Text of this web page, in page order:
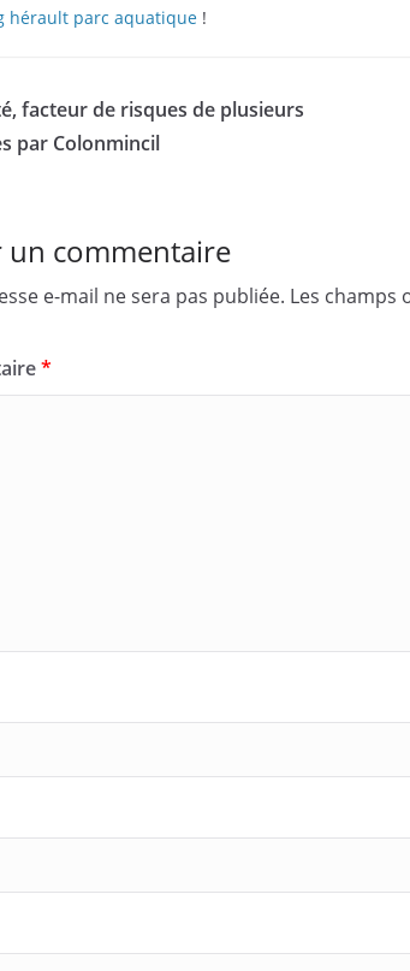
hérault parc aquatique !
facteur de risques de plusieurs
par Colonmincil
un commentaire
e-mail ne sera pas publiée. Les champs
*